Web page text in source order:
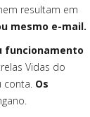
resultam em
mesmo e-mail.
funcionamento
Vidas do
conta. Os